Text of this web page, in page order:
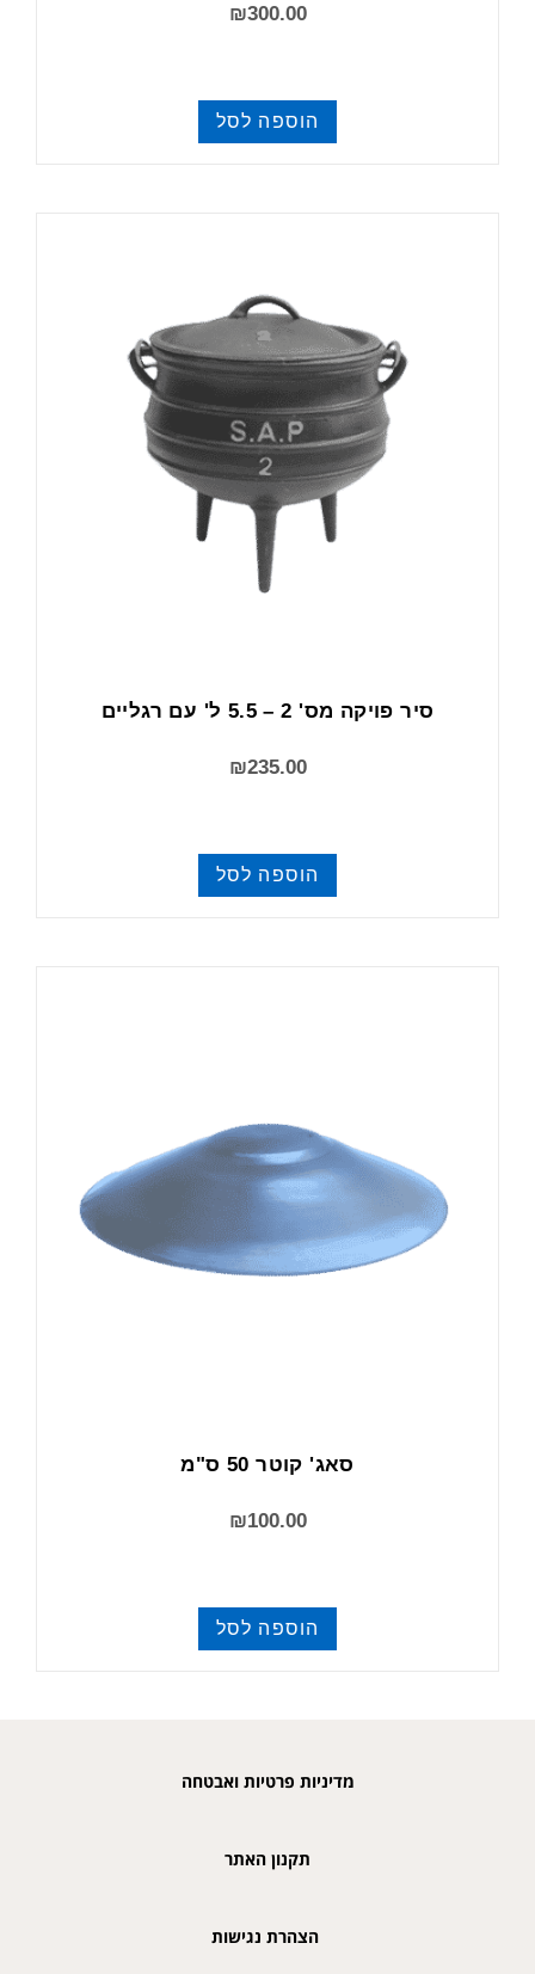
₪300.00
הוספה לסל
סיר פויקה מס' 2 – 5.5 ל' עם רגליים
₪235.00
הוספה לסל
סאג' קוטר 50 ס"מ
₪100.00
הוספה לסל
מדיניות פרטיות ואבטחה
תקנון האתר
הצהרת נגישות